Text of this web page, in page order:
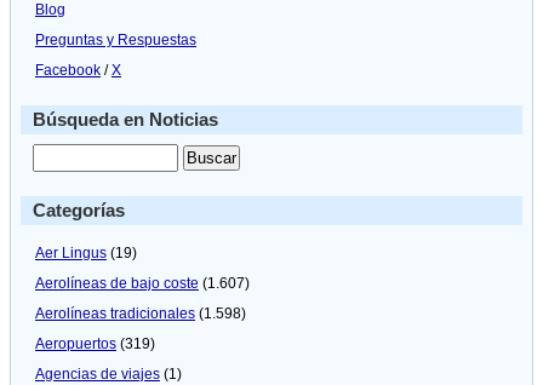
Blog
Preguntas y Respuestas
Facebook /X
Búsqueda en Noticias
Categorías
Aer Lingus (19)
Aerolíneas de bajo coste (1.607)
Aerolíneas tradicionales (1.598)
Aeropuertos (319)
Agencias de viajes (1)